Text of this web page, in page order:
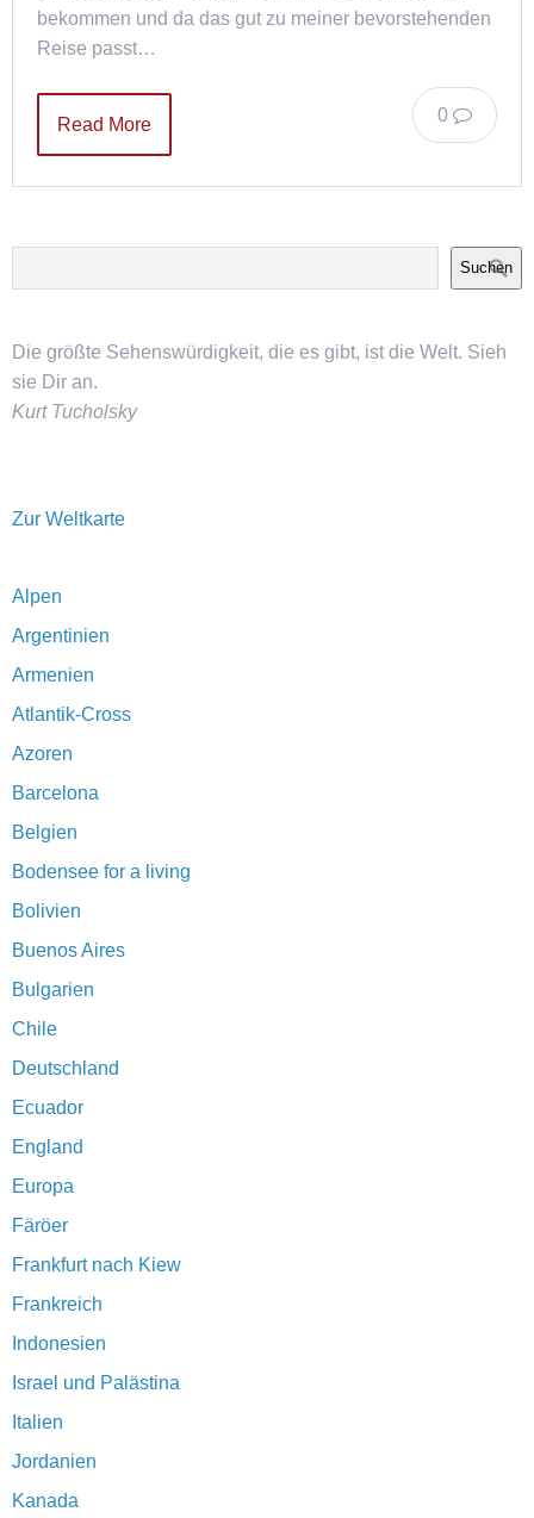
bekommen und da das gut zu meiner bevorstehenden
Reise passt…
0
Read More
Suchen
Die größte Sehenswürdigkeit, die es gibt, ist die Welt. Sieh
sie Dir an.
Kurt Tucholsky
Zur Weltkarte
Alpen
Argentinien
Armenien
Atlantik-Cross
Azoren
Barcelona
Belgien
Bodensee for a living
Bolivien
Buenos Aires
Bulgarien
Chile
Deutschland
Ecuador
England
Europa
Färöer
Frankfurt nach Kiew
Frankreich
Indonesien
Israel und Palästina
Italien
Jordanien
Kanada